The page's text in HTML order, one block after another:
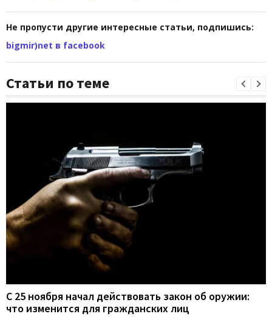
Не пропусти другие интересные статьи, подпишись:
bigmir)net в facebook
Статьи по теме
С 25 ноября начал действовать закон об оружии:
что изменится для гражданских лиц